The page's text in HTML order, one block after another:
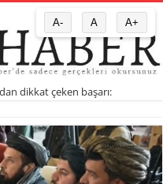
dikkat çeken başarı:
A- A A+